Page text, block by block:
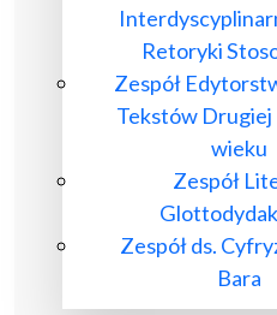
Retoryki
Zespół
Tekstów Drugiej
wieku
Zespół
Zespół ds.
Bara